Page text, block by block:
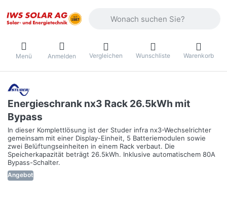
Menü Anmelden Vergleichen Wunschliste Warenkorb
Energieschrank nx3 Rack 26.5kWh mit
Bypass
In dieser Komplettlösung ist der Studer infra nx3-Wechselrichter
gemeinsam mit einer Display-Einheit, 5 Batteriemodulen sowie
zwei Belüftungseinheiten in einem Rack verbaut. Die
Speicherkapazität beträgt 26.5kWh. Inklusive automatischem 80A
Bypass-Schalter.
Angebot